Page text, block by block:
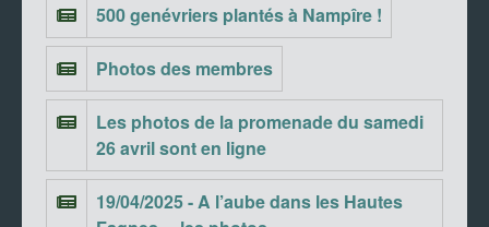
500 genévriers plantés à Nampîre !
Photos des membres
Les photos de la promenade du samedi
26 avril sont en ligne
19/04/2025 - A l’aube dans les Hautes